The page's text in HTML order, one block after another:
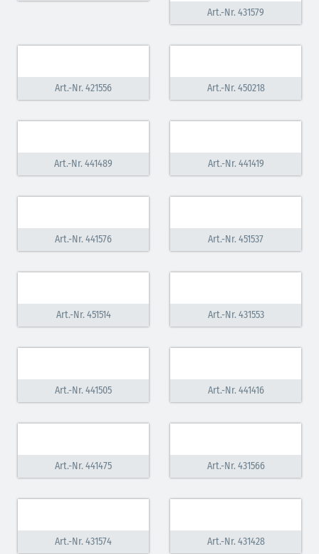
Art.-Nr. 431579
Art.-Nr. 421556 Art.-Nr. 450218
Art.-Nr. 441489 Art.-Nr. 441419
Art.-Nr. 441576 Art.-Nr. 451537
Art.-Nr. 451514 Art.-Nr. 431553
Art.-Nr. 441505 Art.-Nr. 441416
Art.-Nr. 441475 Art.-Nr. 431566
Art.-Nr. 431574 Art.-Nr. 431428